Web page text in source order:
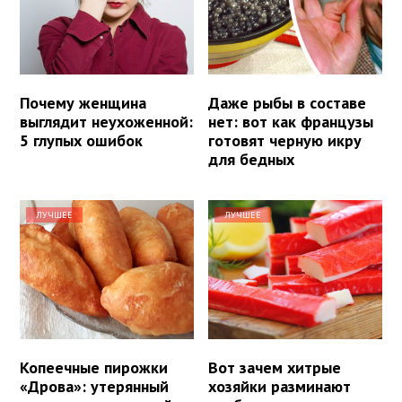
Почему женщина
выглядит неухоженной:
5 глупых ошибок
Даже рыбы в составе
нет: вот как французы
готовят черную икру
для бедных
ЛУЧШЕЕ
Копеечные пирожки
«Дрова»: утерянный
ЛУЧШЕЕ
Вот зачем хитрые
хозяйки разминают